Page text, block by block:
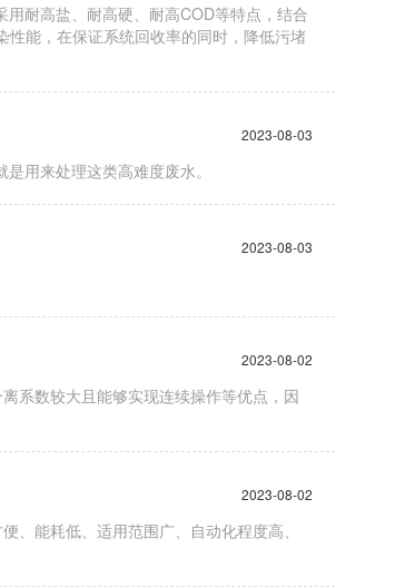
耐高盐、耐高硬、耐高COD等特点，结合
能，在保证系统回收率的同时，降低污堵
2023-08-03
用来处理这类高难度废水。
2023-08-03
2023-08-02
系数较大且能够实现连续操作等优点，因
2023-08-02
、能耗低、适用范围广、自动化程度高、